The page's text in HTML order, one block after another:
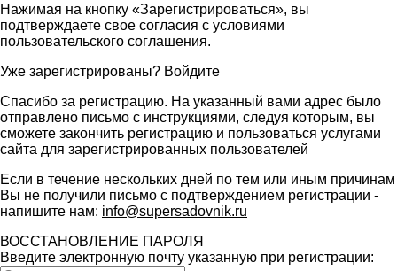
Нажимая на кнопку «Зарегистрироваться», вы
подтверждаете свое согласия с условиями
пользовательского соглашения.
Уже зарегистрированы? Войдите
Спасибо за регистрацию. На указанный вами адрес было
отправлено письмо с инструкциями, следуя которым, вы
сможете закончить регистрацию и пользоваться услугами
сайта для зарегистрированных пользователей
Если в течение нескольких дней по тем или иным причинам
Вы не получили письмо с подтверждением регистрации -
напишите нам: info@supersadovnik.ru
ВОССТАНОВЛЕНИЕ ПАРОЛЯ
Введите электронную почту указанную при регистрации: